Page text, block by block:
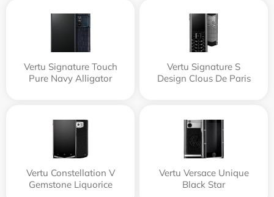
Vertu Signature Touch
Pure Navy Alligator
Vertu Signature S
Design Clous De Paris
Vertu Constellation V
Gemstone Liquorice
Vertu Versace Unique
Black Star